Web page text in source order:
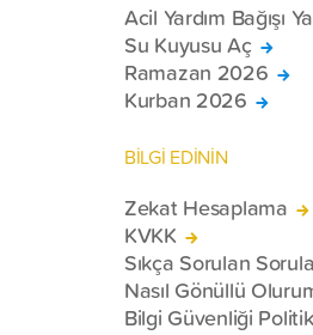
Acil Yardım Bağışı
Su Kuyusu Aç
Ramazan 2026
Kurban 2026
BİLGİ EDİNİN
Zekat Hesaplama
KVKK
Sıkça Sorulan
Nasıl Gönüllü
Bilgi Güvenliği